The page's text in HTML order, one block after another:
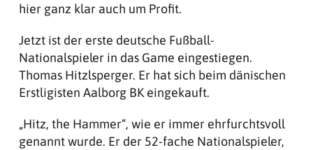
hier ganz klar auch um Profit.
Jetzt ist der erste deutsche Fußball-
Nationalspieler in das Game eingestiegen.
Thomas Hitzlsperger. Er hat sich beim dänischen
Erstligisten Aalborg BK eingekauft.
„Hitz, the Hammer“, wie er immer ehrfurchtsvoll
genannt wurde. Er der 52-fache Nationalspieler,